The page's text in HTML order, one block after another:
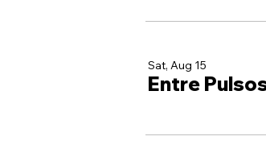
Sat, Aug 15
Entre